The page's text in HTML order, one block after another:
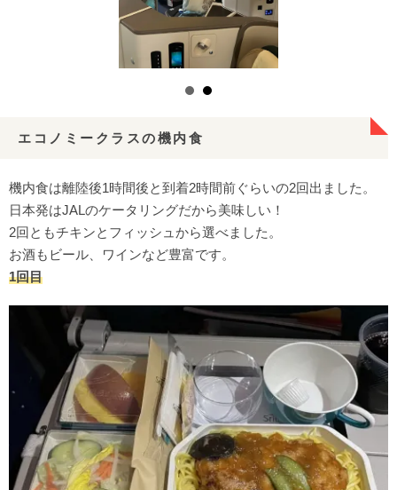
エコノミークラスの機内食
機内食は離陸後1時間後と到着2時間前ぐらいの2回出ました。
日本発はJALのケータリングだから美味しい！
2回ともチキンとフィッシュから選べました。
お酒もビール、ワインなど豊富です。
1回目